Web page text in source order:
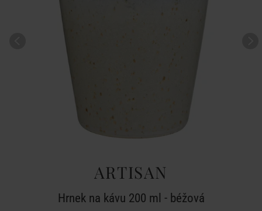
ARTISAN
Hrnek na kávu 200 ml - béžová